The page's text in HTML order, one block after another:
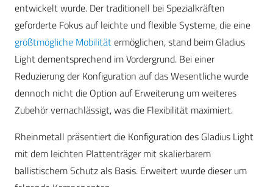
entwickelt wurde. Der traditionell bei Spezialkräften
geforderte Fokus auf leichte und flexible Systeme, die eine
größtmögliche Mobilitätermöglichen, stand beim Gladius
Light dementsprechend im Vordergrund. Bei einer
Reduzierung der Konfiguration auf das Wesentliche wurde
dennoch nicht die Option auf Erweiterung um weiteres
Zubehör vernachlässigt, was die Flexibilität maximiert.
Rheinmetall präsentiert die Konfiguration des Gladius Light
mit dem leichten Plattenträger mit skalierbarem
ballistischem Schutz als Basis. Erweitert wurde dieser um